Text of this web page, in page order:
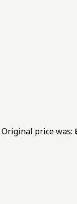
Original price was: